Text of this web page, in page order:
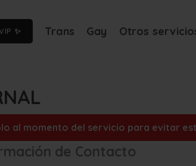
✨ Trans Gay Otros
al momento del servicio para evitar
de Contacto